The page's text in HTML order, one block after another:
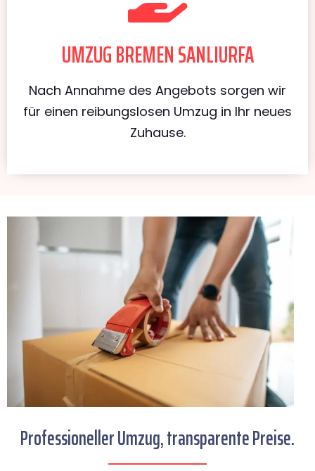
UMZUG BREMEN SANLIURFA
Nach Annahme des Angebots sorgen wir
für einen reibungslosen Umzug in Ihr neues
Zuhause.
Professioneller Umzug, transparente Preise.